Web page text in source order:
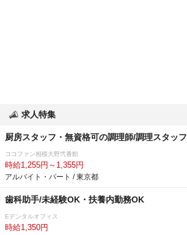
求人特集
厨房スタッフ・無資格可の調理師/調理スタッフ
ココファン相模大野弐番館
時給1,255円～1,355円
アルバイト・パート / 東京都
歯科助手/未経験OK・扶養内勤務OK
Eデンタルオフィス
時給1,350円